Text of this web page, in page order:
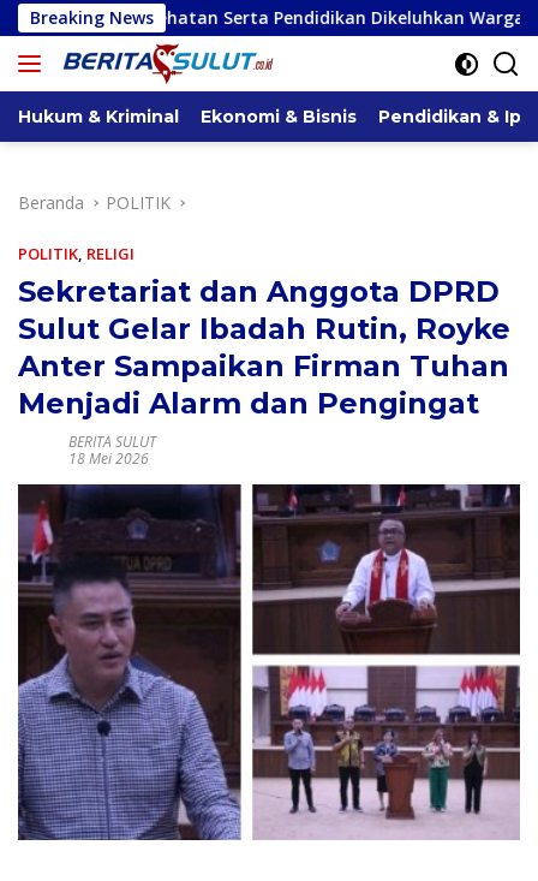
Langsung
ke
konten
Breaking News
Serta Pendidikan Dikeluhkan Warga Serap
Hukum & Kriminal Ekonomi & Bisnis Pendidikan &
Beranda POLITIK
POLITIK, RELIGI
Sekretariat dan Anggota DPRD
Sulut Gelar Ibadah Rutin, Royke
Anter Sampaikan Firman Tuhan
Menjadi Alarm dan Pengingat
BERITA SULUT
18 Mei 2026